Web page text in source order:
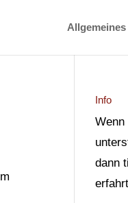
Allgemeines
Info
dann